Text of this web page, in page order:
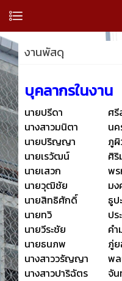
งานพัสดุ
บุคลากรในงาน
นายปรีดา ศ
นางสาวมนิตา
น
นายปริญญา
ภูผิ
นายเรวัฒน์
ศิริ
นายเสวก
พร
นายวุฒิชัย
ม
นายสิทธิศักดิ์
ธูป
นายทวิ
ปร
นายวีระชัย
คำ
นายธนภพ
ภู่
นางสาววรัญญา
พ
นางสาวปาริฉัตร
จั